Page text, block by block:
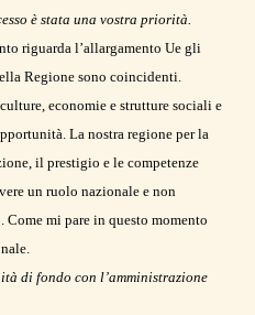
è stata una vostra priorità.
riguarda l’allargamento Ue gli
Regione sono coincidenti.
economie e strutture sociali e
La nostra regione per la
il prestigio e le competenze
un ruolo nazionale e non
Come mi pare in questo momento
di fondo con l’amministrazione